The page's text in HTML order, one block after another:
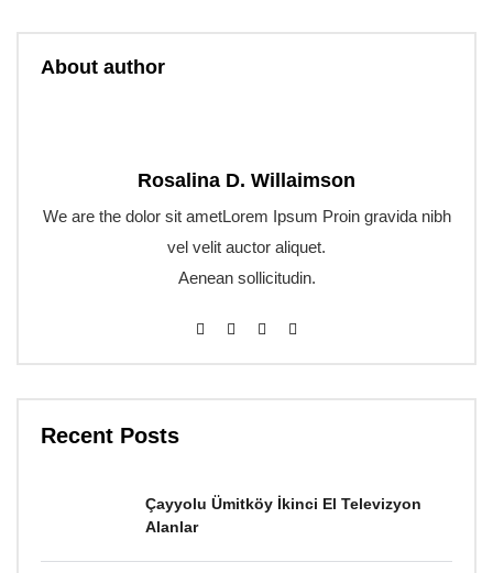
About author
Rosalina D. Willaimson
We are the dolor sit ametLorem Ipsum Proin gravida nibh
vel velit auctor aliquet.
Aenean sollicitudin.
Recent Posts
Çayyolu Ümitköy İkinci El Televizyon
Alanlar